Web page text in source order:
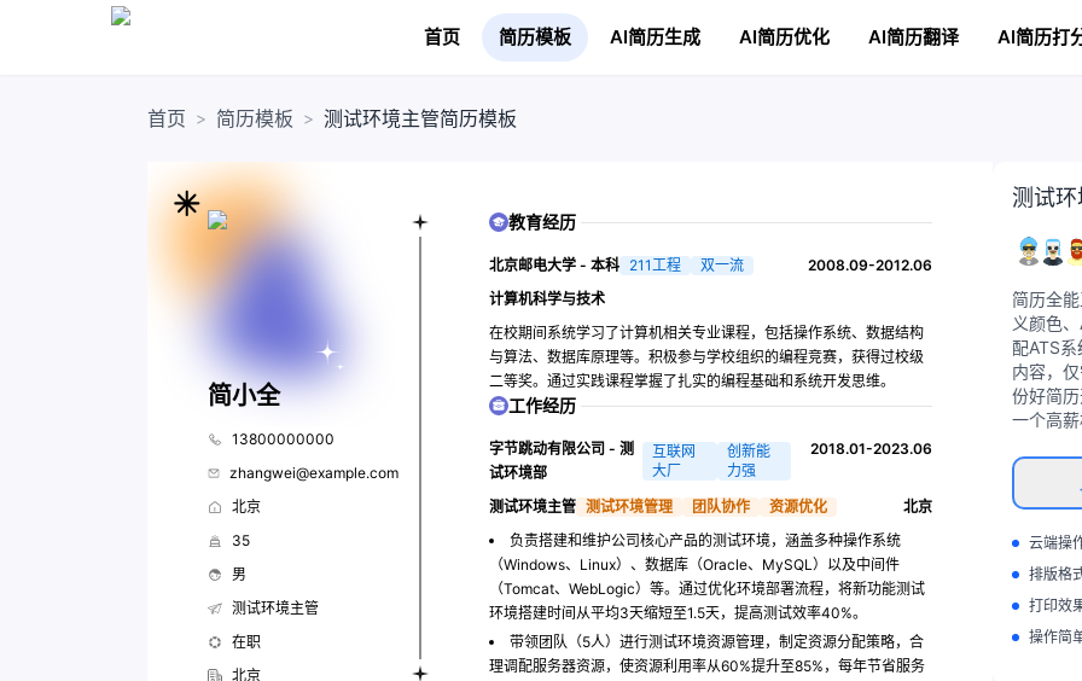
首页 简历模板 AI简历生成 AI简历优化 AI简历翻译 AI简历打
首页 > 简历模板 > 测试环境主管简历模板
测试
简历全
义颜色
配ATS
内容，
份好简
一个高
云端操
排版格
打印效
操作简
简小全
13800000000
zhangwei@example.com
北京
35
男
测试环境主管
在职
北京
教育经历
北京邮电大学 - 本科 211工程 双一流
2008.09-2012.06
计算机科学与技术
在校期间系统学习了计算机相关专业课程，包括操作系统、数据结构
与算法、数据库原理等。积极参与学校组织的编程竞赛，获得过校级
二等奖。通过实践课程掌握了扎实的编程基础和系统开发思维。
工作经历
字节跳动有限公司 - 测
试环境部
互联网
大厂
创新能
力强
2018.01-2023.06
测试环境主管 测试环境管理 团队协作 资源优化
北京
负责搭建和维护公司核心产品的测试环境，涵盖多种操作系统
（Windows、Linux）、数据库（Oracle、MySQL）以及中间件
（Tomcat、WebLogic）等。通过优化环境部署流程，将新功能测试
环境搭建时间从平均3天缩短至1.5天，提高测试效率40%。
带领团队（5人）进行测试环境资源管理，制定资源分配策略，合
理调配服务器资源，使资源利用率从60%提升至85%，每年节省服务